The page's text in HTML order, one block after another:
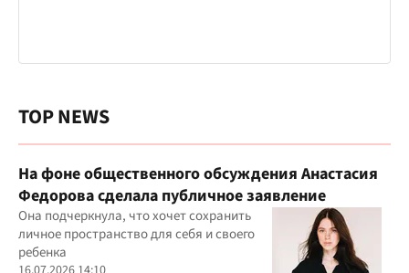
TOP NEWS
На фоне общественного обсуждения Анастасия
Федорова сделала публичное заявление
Она подчеркнула, что хочет сохранить
личное пространство для себя и своего
ребенка